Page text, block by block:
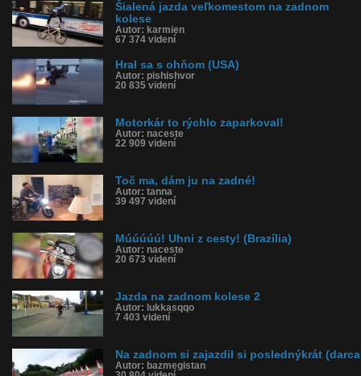
Šialená jazda veľkomestom na zadnom
kolese
Autor: karmien
67 374 videní
Hral sa s ohňom (USA)
Autor: pishishvor
20 835 videní
Motorkár to rýchlo zaparkoval!
Autor: naceste
22 909 videní
Toč ma, dám ju na zadné!
Autor: tanna
39 497 videní
Múúúúú! Uhni z cesty! (Brazília)
Autor: naceste
20 673 videní
Jazda na zadnom kolese 2
Autor: lukkasqqo
7 403 videní
Na zadnom si zajazdil si poslednýkrát (darca
Autor: bazmegistan